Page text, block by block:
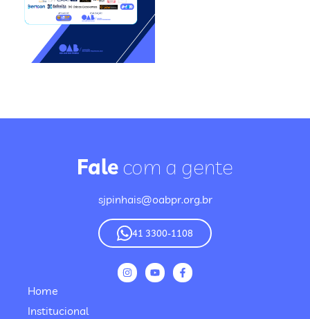
Fale com a gente
sjpinhais@oabpr.org.br
41 3300-1108
Home
Institucional